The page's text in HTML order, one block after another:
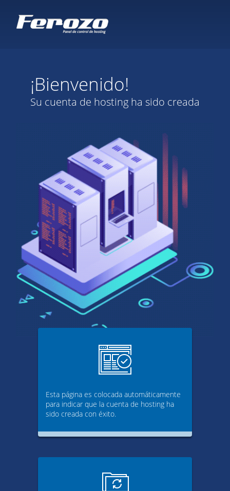
¡Bienvenido!
Su cuenta de hosting ha sido creada
Esta página es colocada automáticamente
para indicar que la cuenta de hosting ha
sido creada con éxito.